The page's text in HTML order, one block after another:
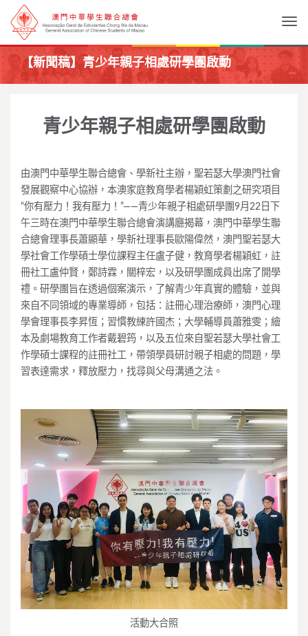
【新聞稿】青少年親子相處研學團啟動
青少年親子相處研學團啟動
由澳門中華學生聯合總會、學新社主辦，聖若瑟大學澳門社會
發展觀察中心協辦，本澳家庭教育學者楊穎虹策劃之研究項目
“你有壓力！我有壓力！”——青少年親子相處研學團9月22日下
午三時在澳門中華學生聯合總會演講廳揭幕，澳門中華學生聯
合總會理事長蕭顯華，學新社理事長歐陽偉然，澳門聖若瑟大
學社會工作學碩士學位課程主任盧子健，教育學者楊穎虹，註
冊社工盧仲賢，鄭詩霖，關梓宏，以及研學團成員出席了開學
禮。研學團旨在透過個案演示，了解青少年真實的體驗，並與
來自不同領域的專業導師，包括：註冊心理治療師，澳門心理
學會理事長李昇恆；習慣教練許國杰；大學輔導員蕭雅雯；繪
本及劇場教育工作者戴碧筠，以及五位來自聖若瑟大學社會工
作學碩士課程的註冊社工，帶領學員研討親子相處的問題，學
習表達需求，釋放壓力，找尋與父母溝通之法。
活動大合照